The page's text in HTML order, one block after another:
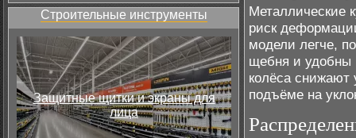
Строительные инструменты
Защитные щитки и экраны для
лица
Металлические
риск
модели легче,
щебня и удобны
колёса снижают
подъёме на